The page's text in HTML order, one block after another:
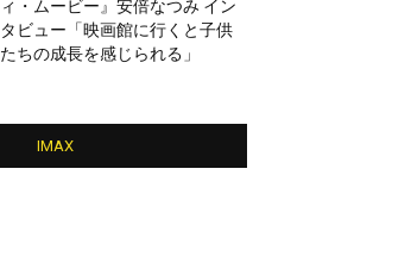
ィ・ムービー』安倍なつみ イン
タビュー「映画館に行くと子供
たちの成長を感じられる」
IMAX